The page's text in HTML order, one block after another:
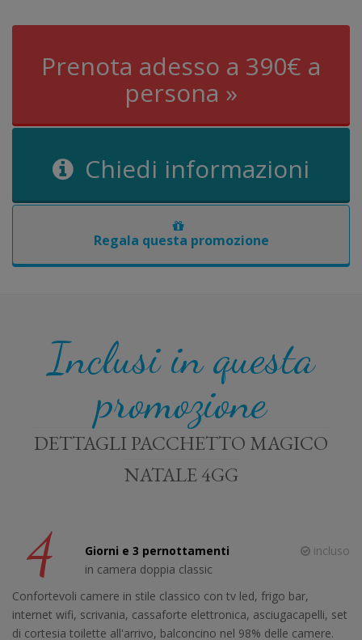
Prenota adesso a 390€ a
persona »
Chiedi informazioni
Regala questa promozione
Inclusi in questa
promozione
DETTAGLI PACCHETTO MAGICO
NATALE 4GG
4
Giorni e 3 pernottamenti
in camera doppia classic
incluso
Confortevoli camere in stile classico con tv led, frigo bar,
internet wifi, scrivania, cassaforte elettronica, asciugacapelli, set
di cortesia toilette all'arrivo, balconcino nel 98% delle camere.